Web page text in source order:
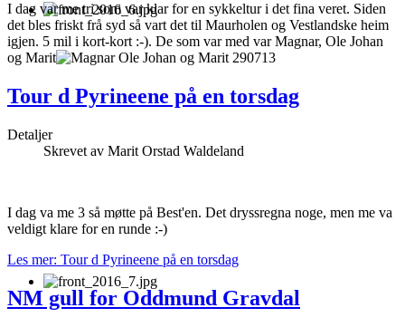
I dag var me tri som var klar for en sykkeltur i det fina veret. Siden
det bles friskt frå syd så vart det til Maurholen og Vestlandske heim
igjen. 5 mil i kort-kort :-). De som var med var Magnar, Ole Johan
og Marit
Tour d Pyrineene på en torsdag
Detaljer
Skrevet av Marit Orstad Waldeland
I dag va me 3 så møtte på Best'en. Det dryssregna noge, men me va
veldigt klare for en runde :-)
Les mer: Tour d Pyrineene på en torsdag
NM gull for Oddmund Gravdal